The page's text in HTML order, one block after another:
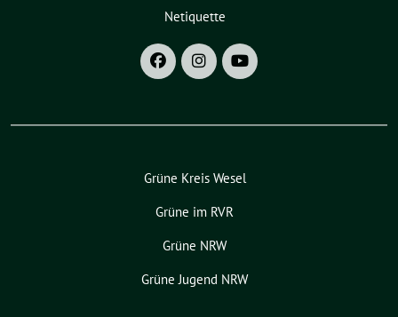
Netiquette
Grüne Kreis Wesel
Grüne im RVR
Grüne NRW
Grüne Jugend NRW